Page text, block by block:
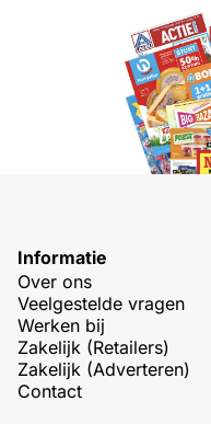
Informatie
Over ons
Veelgestelde vragen
Werken bij
Zakelijk (Retailers)
Zakelijk (Adverteren)
Contact